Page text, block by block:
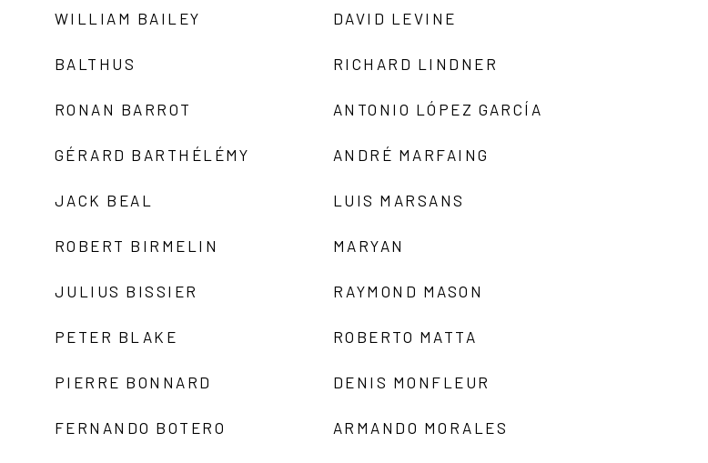
WILLIAM BAILEY
BALTHUS
RONAN BARROT
GÉRARD BARTHÉLÉMY
JACK BEAL
ROBERT BIRMELIN
JULIUS BISSIER
PETER BLAKE
PIERRE BONNARD
FERNANDO BOTERO
DAVID LEVINE
RICHARD LINDNER
ANTONIO LÓPEZ GARCÍA
ANDRÉ MARFAING
LUIS MARSANS
MARYAN
RAYMOND MASON
ROBERTO MATTA
DENIS MONFLEUR
ARMANDO MORALES